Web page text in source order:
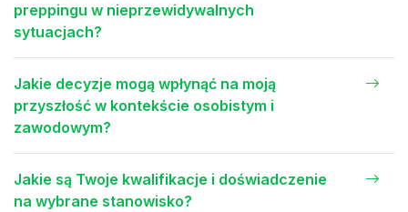
preppingu w nieprzewidywalnych
sytuacjach?
Jakie decyzje mogą wpłynąć na moją
przyszłość w kontekście osobistym i
zawodowym?
Jakie są Twoje kwalifikacje i doświadczenie
na wybrane stanowisko?